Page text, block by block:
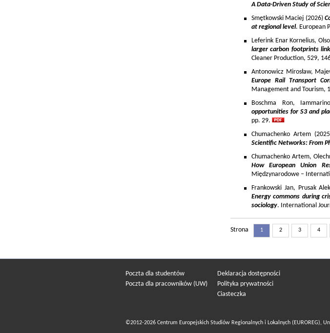
A Data-Driven Study of
Smętkowski Maciej (2026)
at regional level. European
Leferink Enar Kornelius,
larger carbon footprints
Cleaner Production, 529,
Antonowicz Mirosław,
Europe Rail Transport
Management and Tourism,
Boschma Ron,
opportunities for S3 and
pp. 29.
Chumachenko Artem
Scientific Networks: From
Chumachenko Artem,
How European Union
Międzynarodowe –
Frankowski Jan, Prusak
Energy commons during
sociology. International
Strona 1 2 3 4
Poczta dla studentów
Poczta dla pracowników (UW)
Deklaracja dostępności
Polityka prywatności
Ciasteczka
©2012-2026 Centrum Europejskich Studiów Regionalnych i Lokalnych (EUROREG),